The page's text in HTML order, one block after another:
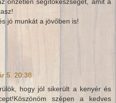
jó munkát a jövőben is!
5. 20:38
hogy jól sikerült a kenyér és
szépen a kedves